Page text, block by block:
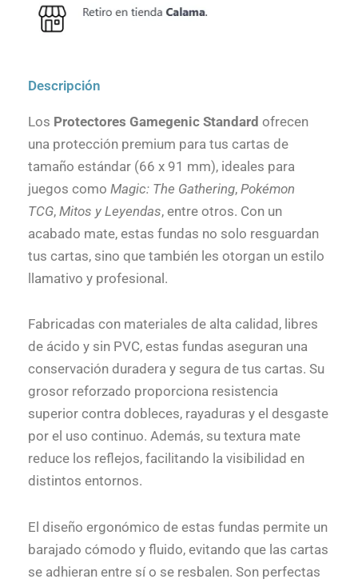
Descripción
Los Protectores Gamegenic Standard ofrecen
una protección premium para tus cartas de
tamaño estándar (66 x 91 mm), ideales para
juegos como Magic: The Gathering, Pokémon
TCG, Mitos y Leyendas, entre otros. Con un
acabado mate, estas fundas no solo resguardan
tus cartas, sino que también les otorgan un estilo
llamativo y profesional.
Fabricadas con materiales de alta calidad, libres
de ácido y sin PVC, estas fundas aseguran una
conservación duradera y segura de tus cartas. Su
grosor reforzado proporciona resistencia
superior contra dobleces, rayaduras y el desgaste
por el uso continuo. Además, su textura mate
reduce los reflejos, facilitando la visibilidad en
distintos entornos.
El diseño ergonómico de estas fundas permite un
barajado cómodo y fluido, evitando que las cartas
se adhieran entre sí o se resbalen. Son perfectas